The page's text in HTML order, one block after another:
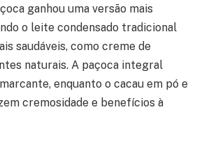
ganhou uma versão mais
o leite condensado tradicional
saudáveis, como creme de
naturais. A paçoca integral
enquanto o cacau em pó e
cremosidade e benefícios à